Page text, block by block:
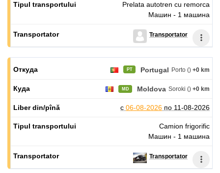
Prelata autotren cu remorca
Машин - 1 машина
Transportator
PT Portugal Porto () +0 km
MD Moldova Soroki () +0 km
с 06-08-2026 по 11-08-2026
Camion frigorific
Машин - 1 машина
Transportator